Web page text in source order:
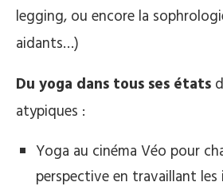
legging, ou encore la
aidants…)
Du yoga dans tous ses états
atypiques :
Yoga au cinéma Véo pour
perspective en travaillant les